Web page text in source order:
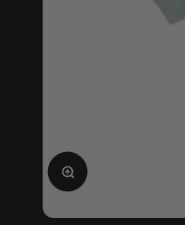
Ingrandire l'immagine